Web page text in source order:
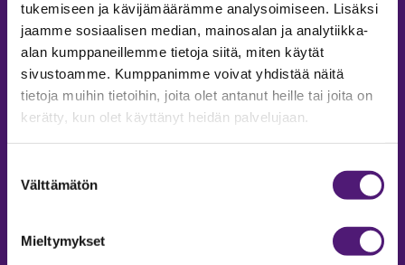
tukemiseen ja kävijämäärämme analysoimiseen. Lisäksi
jaamme sosiaalisen median, mainosalan ja analytiikka-
alan kumppaneillemme tietoja siitä, miten käytät
sivustoamme. Kumppanimme voivat yhdistää näitä
tietoja muihin tietoihin, joita olet antanut heille tai joita on
kerätty, kun olet käyttänyt heidän palvelujaan.
valinta
Välttämätön
Mieltymykset
MAJOITUS
Tiedustelut & Varaukset